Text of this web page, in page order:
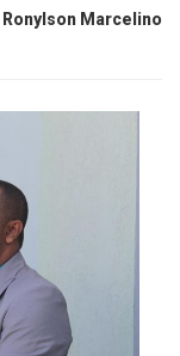
Ronylson Marcelino